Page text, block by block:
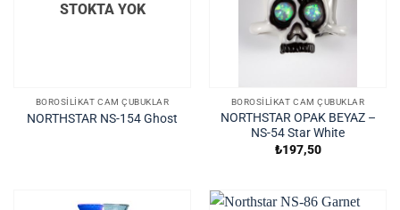
STOKTA YOK
BOROSILIKAT CAM ÇUBUKLAR
NORTHSTAR NS-154 Ghost
BOROSILIKAT CAM ÇUBUKLAR
NORTHSTAR OPAK BEYAZ –
NS-54 Star White
₺197,50